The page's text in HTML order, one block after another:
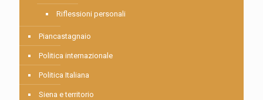
Riflessioni personali
Piancastagnaio
Politica internazionale
Politica Italiana
Siena e territorio